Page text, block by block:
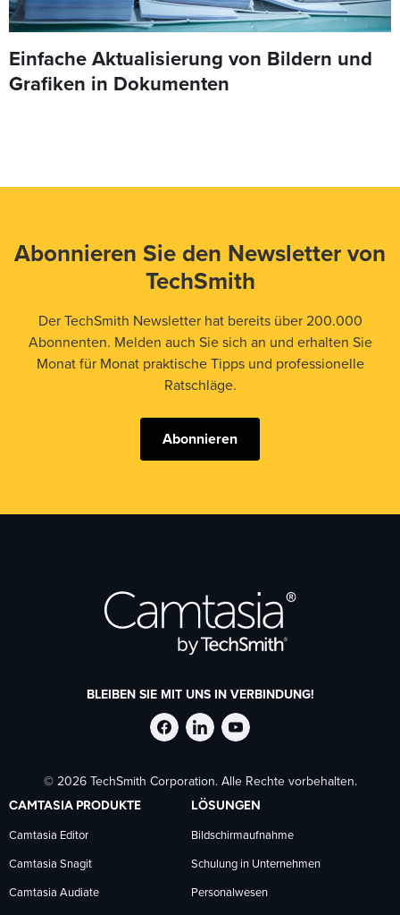
Einfache Aktualisierung von Bildern und
Grafiken in Dokumenten
Abonnieren Sie den Newsletter von
TechSmith
Der TechSmith Newsletter hat bereits über 200.000
Abonnenten. Melden auch Sie sich an und erhalten Sie
Monat für Monat praktische Tipps und professionelle
Ratschläge.
Abonnieren
BLEIBEN SIE MIT UNS IN VERBINDUNG!
TechSmith
auf
Facebook
folgen
TechSmith
auf
LinkedIn
folgen
TechSmith
auf
YouTube
folgen
© 2026 TechSmith Corporation. Alle Rechte vorbehalten.
CAMTASIA PRODUKTE
Camtasia Editor
Camtasia Snagit
Camtasia Audiate
LÖSUNGEN
Bildschirmaufnahme
Schulung in Unternehmen
Personalwesen